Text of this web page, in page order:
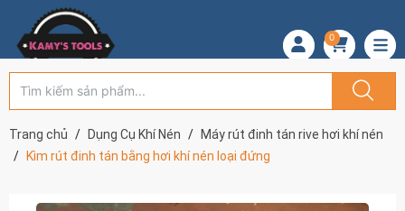
0
Trang chủ Dụng Cụ Khí Nén
Máy rút đinh tán rive hơi khí nén
Kìm rút đinh tán bằng hơi khí nén loại đứng